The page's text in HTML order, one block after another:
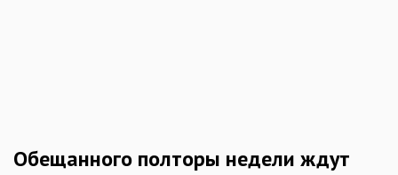
Обещанного полторы недели ждут